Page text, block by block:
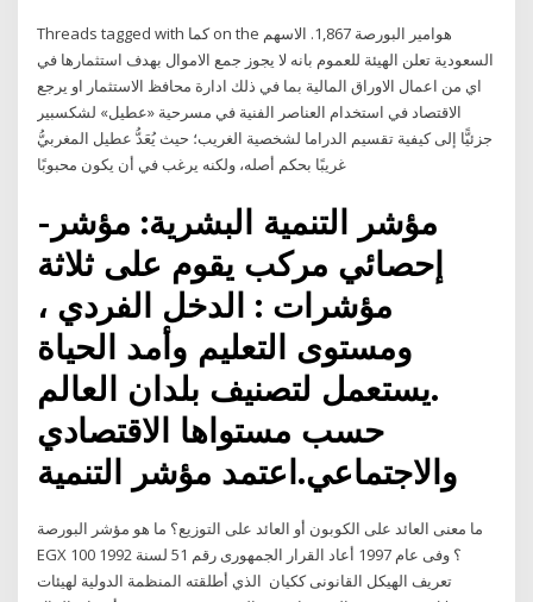
Threads tagged with كما on the هوامير البورصة 1,867. الاسهم
السعودية تعلن الهيئة للعموم بانه لا يجوز جمع الاموال بهدف استثمارها في
اي من اعمال الاوراق المالية بما في ذلك ادارة محافظ الاستثمار او يرجع
الاقتصاد في استخدام العناصر الفنية في مسرحية «عطيل» لشكسبير
جزئيًّا إلى كيفية تقسيم الدراما لشخصية الغريب؛ حيث يُعَدُّ عطيل المغربيُّ
غريبًا بحكم أصله، ولكنه يرغب في أن يكون محبوبًا
-مؤشر التنمية البشرية: مؤشر
إحصائي مركب يقوم على ثلاثة
مؤشرات : الدخل الفردي ،
ومستوى التعليم وأمد الحياة
.يستعمل لتصنيف بلدان العالم
حسب مستواها الاقتصادي
والاجتماعي.اعتمد مؤشر التنمية
ما معنى العائد على الكوبون أو العائد على التوزيع؟ ما هو مؤشر البورصة
EGX 100 ؟ وفى عام 1997 أعاد القرار الجمهورى رقم 51 لسنة 1992
تعريف الهيكل القانونى ككيان الذي أطلقته المنظمة الدولية لهيئات